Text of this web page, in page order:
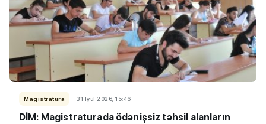
Magistratura 31 İyul 2026, 15:46
DİM: Magistraturada ödənişsiz təhsil alanların